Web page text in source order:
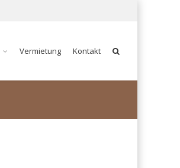
Vermietung Kontakt